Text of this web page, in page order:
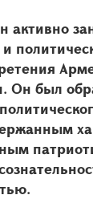
активно
Он был